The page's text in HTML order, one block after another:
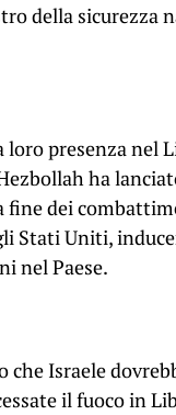
della sicurezza
loro presenza nel
ha
fine dei
Stati Uniti,
nel Paese.
Israele
il fuoco in